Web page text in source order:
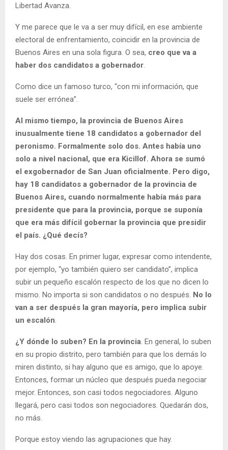
Libertad Avanza.
Y me parece que le va a ser muy difícil, en ese ambiente
electoral de enfrentamiento, coincidir en la provincia de
Buenos Aires en una sola figura. O sea, creo que va a
haber dos candidatos a gobernador.
Como dice un famoso turco, “con mi información, que
suele ser errónea”.
Al mismo tiempo, la provincia de Buenos Aires
inusualmente tiene 18 candidatos a gobernador del
peronismo. Formalmente solo dos. Antes había uno
solo a nivel nacional, que era Kicillof. Ahora se sumó
el exgobernador de San Juan oficialmente. Pero digo,
hay 18 candidatos a gobernador de la provincia de
Buenos Aires, cuando normalmente había más para
presidente que para la provincia, porque se suponía
que era más difícil gobernar la provincia que presidir
el país. ¿Qué decís?
Hay dos cosas. En primer lugar, expresar como intendente,
por ejemplo, “yo también quiero ser candidato”, implica
subir un pequeño escalón respecto de los que no dicen lo
mismo. No importa si son candidatos o no después. No lo
van a ser después la gran mayoría, pero implica subir
un escalón.
¿Y dónde lo suben? En la provincia. En general, lo suben
en su propio distrito, pero también para que los demás lo
miren distinto, si hay alguno que es amigo, que lo apoye.
Entonces, formar un núcleo que después pueda negociar
mejor. Entonces, son casi todos negociadores. Alguno
llegará, pero casi todos son negociadores. Quedarán dos,
no más.
Porque estoy viendo las agrupaciones que hay.